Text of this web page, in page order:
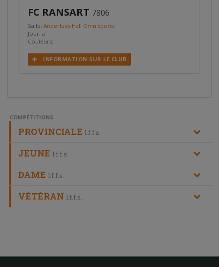
FC RANSART 7806
Salle: Anderlues Hall Omnisports
Jour: à
Couleurs:
INFORMATION SUR LE CLUB
COMPÉTITIONS
PROVINCIALE l.f.f.s.
JEUNE l.f.f.s.
DAME l.f.f.s.
VÉTÉRAN l.f.f.s.